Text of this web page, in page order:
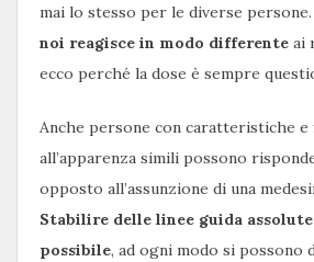
mai lo stesso per le diverse persone.
noi reagisce in modo differente ai
ecco perché la dose è sempre
Anche persone con caratteristiche e
all’apparenza simili possono
opposto all’assunzione di una
Stabilire delle linee guida
possibile, ad ogni modo si possono